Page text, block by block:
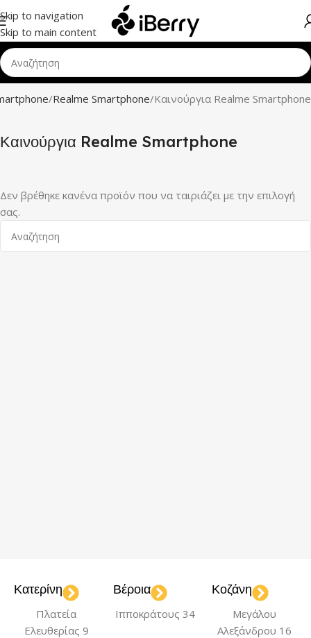
Skip to navigation
Skip to main content
Realme Smartphone Καινούργια Realme Smartphone
Καινούργια Realme Smartphone
Δεν βρέθηκε κανένα προϊόν που να ταιριάζει με την επιλογή
σας.
Κατερίνη
Πλατεία
Ελευθερίας 9
Βέροια
Ιπποκράτους 34
Κοζάνη
Μεγάλου
Αλεξάνδρου 16